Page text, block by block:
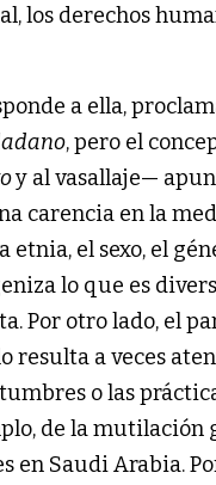
los derechos
a ella,
, pero el
y al vasallaje—
carencia en la
el sexo, el
lo que es
Por otro lado, el
a veces
o las
de la
en Saudi Arabia.